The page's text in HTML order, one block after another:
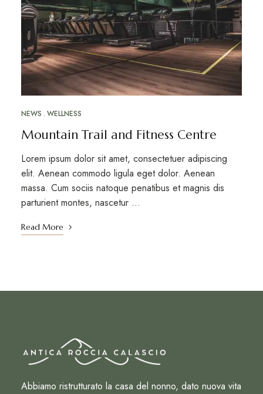
NEWS WELLNESS
Mountain Trail and Fitness Centre
Lorem ipsum dolor sit amet, consectetuer adipiscing
elit. Aenean commodo ligula eget dolor. Aenean
massa. Cum sociis natoque penatibus et magnis dis
parturient montes, nascetur …
Read More
Abbiamo ristrutturato la casa del nonno, dato nuova vita